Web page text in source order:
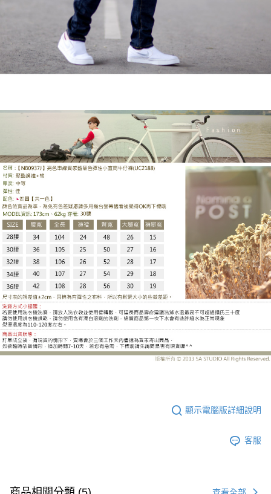
顯示電腦版詳細說明
客服
查看全部